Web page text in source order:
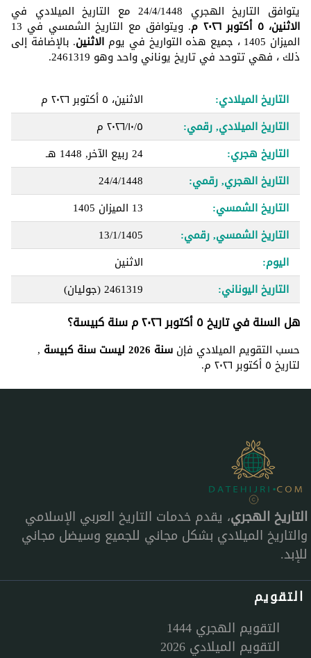
يتوافق التاريخ الهجري 24/4/1448 مع التاريخ الميلادي في
الاثنين، ٥ أكتوبر ٢٠٢٦ م . ويتوافق مع التاريخ الشمسي في 13
الميزان 1405 ، جميع هذه التواريخ في يوم الاثنين. بالإضافة إلى
ذلك ، فهي تتوحد في تاريخ يوناني واحد وهو 2461319.
التاريخ الميلادي:
الاثنين، ٥ أكتوبر ٢٠٢٦ م
التاريخ الميلادي, رقمي:
٥‏/١٠‏/٢٠٢٦ م
التاريخ هجري:
24 ربيع الآخر, 1448 هـ
التاريخ الهجري, رقمي:
24/4/1448
التاريخ الشمسي:
13 الميزان 1405
التاريخ الشمسي, رقمي:
13/1/1405
اليوم:
الاثنين
التاريخ اليوناني:
2461319(جوليان)
هل السنة في تاريخ ٥ أكتوبر ٢٠٢٦ م سنة كبيسة؟
حسب التقويم الميلادي فإن سنة 2026 ليست سنة كبيسة ,
لتاريخ ٥ أكتوبر ٢٠٢٦ م.
التاريخ الهجري، يقدم خدمات التاريخ العربي الإسلامي
والتاريخ الميلادي بشكل مجاني للجميع وسيضل مجاني
للإبد.
التقويم
التقويم الهجري 1444
التقويم الميلادي 2026